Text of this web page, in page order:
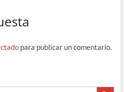
gr
m
ds
p
ti
para publicar un comentario.
Botón de